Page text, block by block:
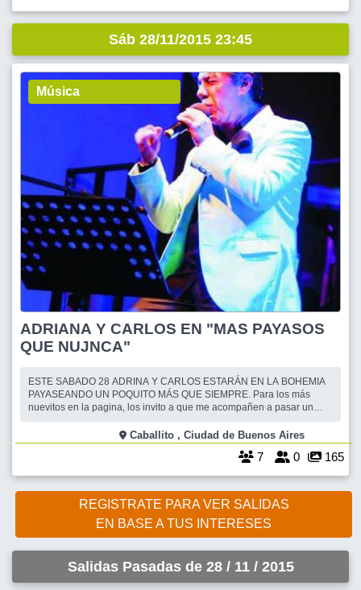
Sáb 28/11/2015 23:45
Música
ADRIANA Y CARLOS EN "MAS PAYASOS
QUE NUJNCA"
ESTE SABADO 28 ADRINA Y CARLOS ESTARÁN EN LA BOHEMIA
PAYASEANDO UN POQUITO MÁS QUE SIEMPRE. Para los más
nuevitos en la pagina, los invito a que me acompañen a pasar un
hasta una cumbia. Cantamos y bailamos un ratito con ellos. A los que
los conocen y me acompañam a sus shows,
Caballito , Ciudad de Buenos Aires
7 0 165
REGISTRATE PARA VER SALIDAS
EN BASE A TUS INTERESES
Salidas Pasadas de 28 / 11 / 2015